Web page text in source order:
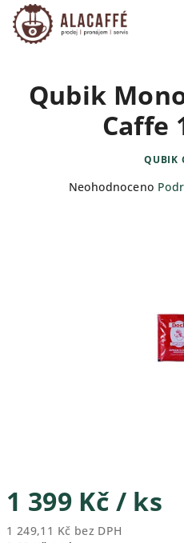
Přejít
na
obsah
1 399 Kč / ks
1 249,11 Kč bez DPH
Qubik
Caffe
QUBIK
Průměrné
Neohodnoceno